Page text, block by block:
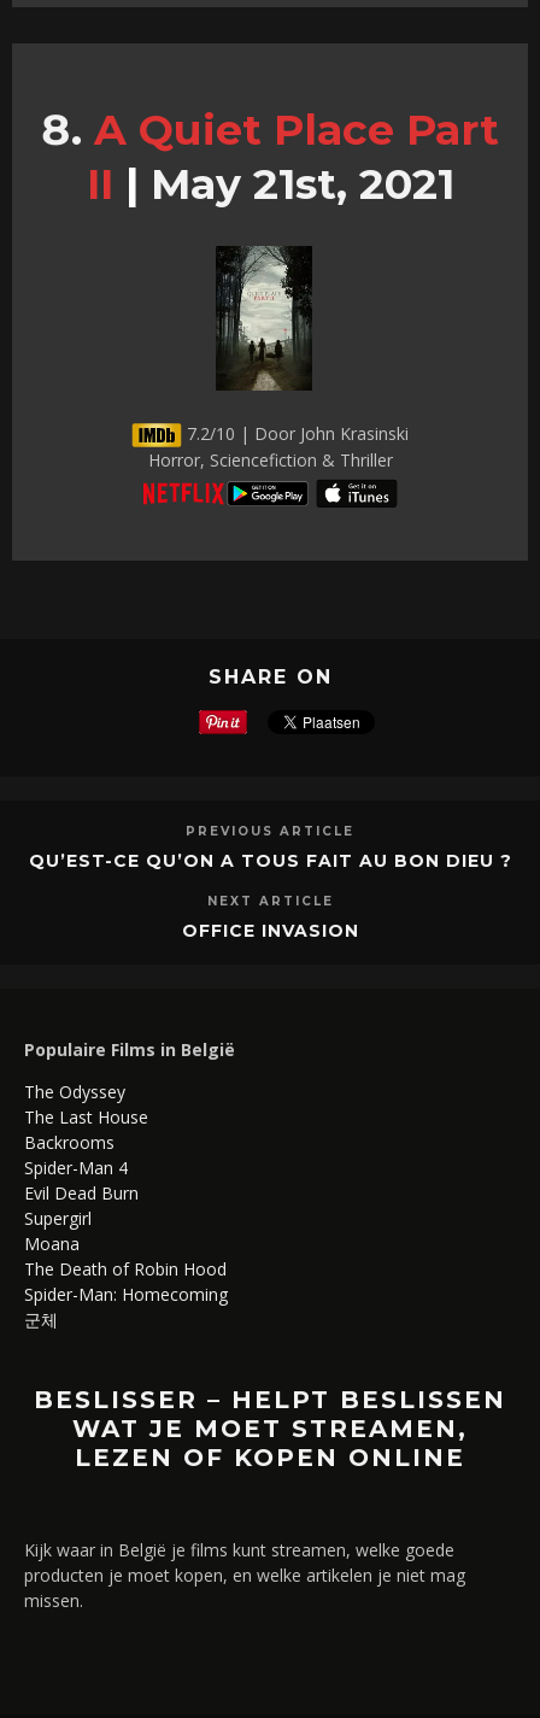
A Quiet Place Part
II | May 21st, 2021
7.2/10 | Door John Krasinski
Horror, Sciencefiction & Thriller
SHARE ON
PREVIOUS ARTICLE
QU’EST-CE QU’ON A TOUS FAIT AU BON DIEU ?
NEXT ARTICLE
OFFICE INVASION
Populaire Films in België
The Odyssey
The Last House
Backrooms
Spider-Man 4
Evil Dead Burn
Supergirl
Moana
The Death of Robin Hood
Spider-Man: Homecoming
군체
BESLISSER – HELPT BESLISSEN
WAT JE MOET STREAMEN,
LEZEN OF KOPEN ONLINE
Kijk waar in België je films kunt streamen, welke goede
producten je moet kopen, en welke artikelen je niet mag
missen.